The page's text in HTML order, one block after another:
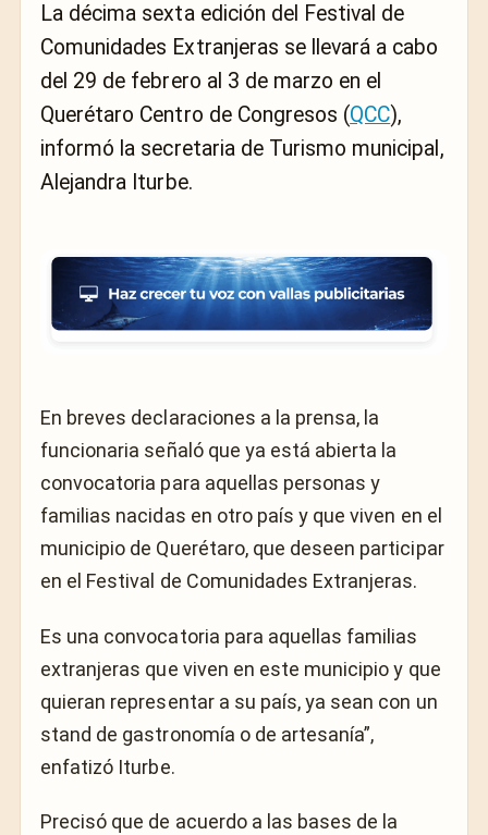
La décima sexta edición del Festival de
Comunidades Extranjeras se llevará a cabo
del 29 de febrero al 3 de marzo en el
Querétaro Centro de Congresos (QCC),
informó la secretaria de Turismo municipal,
Alejandra Iturbe.
En breves declaraciones a la prensa, la
funcionaria señaló que ya está abierta la
convocatoria para aquellas personas y
familias nacidas en otro país y que viven en el
municipio de Querétaro, que deseen participar
en el Festival de Comunidades Extranjeras.
Es una convocatoria para aquellas familias
extranjeras que viven en este municipio y que
quieran representar a su país, ya sean con un
stand de gastronomía o de artesanía”,
enfatizó Iturbe.
Precisó que de acuerdo a las bases de la